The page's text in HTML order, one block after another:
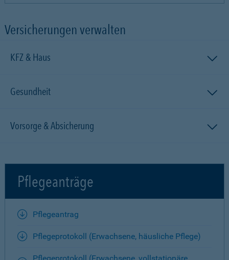
Versicherungen verwalten
KFZ & Haus
Gesundheit
Vorsorge & Absicherung
Pflegeanträge
Pflegeantrag
Pflegeprotokoll (Erwachsene, häusliche Pflege)